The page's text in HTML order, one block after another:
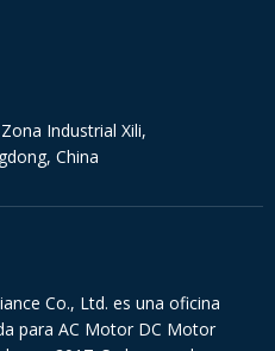
Industrial Xili,
China
Co., Ltd. es una oficina
para AC Motor DC Motor